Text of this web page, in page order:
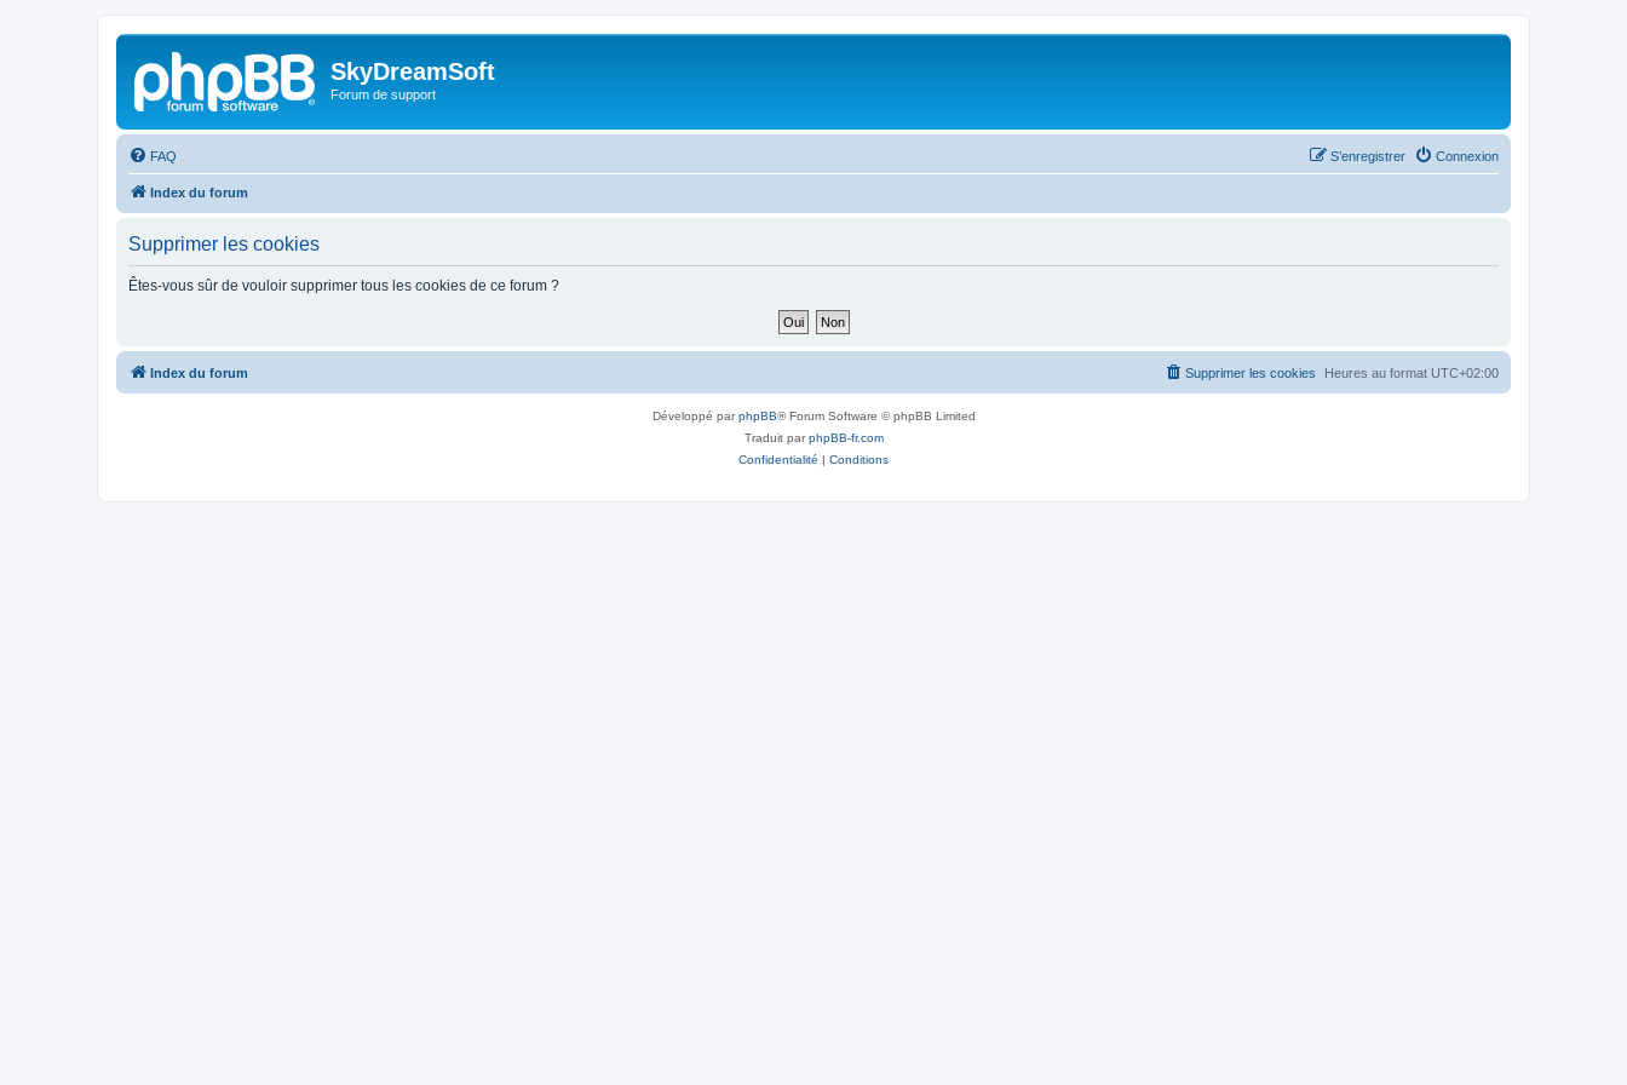
SkyDreamSoft
Forum de support
FAQ Connexion
S’enregistrer
Index du forum
Supprimer les cookies
Êtes-vous sûr de vouloir supprimer tous les cookies de ce forum ?
Index du forum Heures au format UTC+02:00
Supprimer les cookies
Développé parphpBB® Forum Software © phpBB Limited
Traduit parphpBB-fr.com
Confidentialité | Conditions